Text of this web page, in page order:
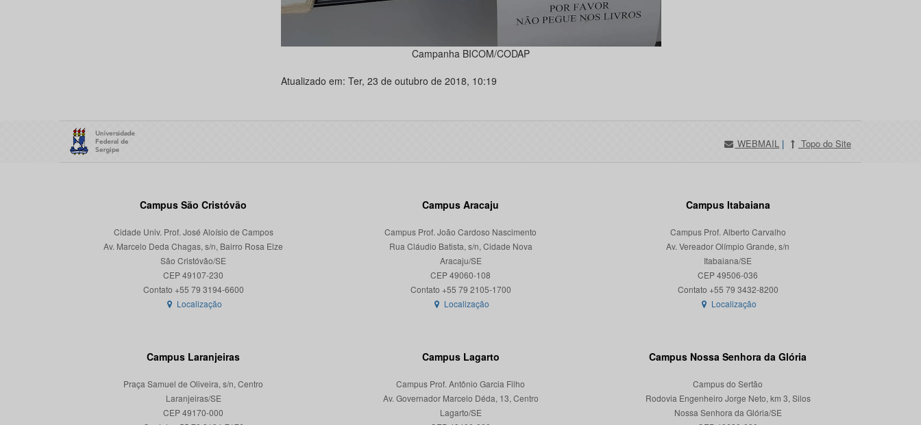
Campanha BICOM/CODAP
Atualizado em: Ter, 23 de outubro de 2018, 10:19
WEBMAIL | Topo do Site
Campus São Cristóvão
Cidade Univ. Prof. José Aloísio de Campos
Av. Marcelo Deda Chagas, s/n, Bairro Rosa Elze
São Cristóvão/SE
CEP 49107-230
Localização
Campus Aracaju
Campus Prof. João Cardoso Nascimento
Rua Cláudio Batista, s/n, Cidade Nova
Aracaju/SE
CEP 49060-108
Localização
Campus Itabaiana
Campus Prof. Alberto Carvalho
Av. Vereador Olímpio Grande, s/n
Itabaiana/SE
CEP 49506-036
Localização
Campus Laranjeiras
Praça Samuel de Oliveira, s/n, Centro
Laranjeiras/SE
CEP 49170-000
Campus Lagarto
Campus Prof. Antônio Garcia Filho
Av. Governador Marcelo Déda, 13, Centro
Lagarto/SE
Campus Nossa Senhora da Glória
Campus do Sertão
Rodovia Engenheiro Jorge Neto, km 3, Silos
Nossa Senhora da Glória/SE